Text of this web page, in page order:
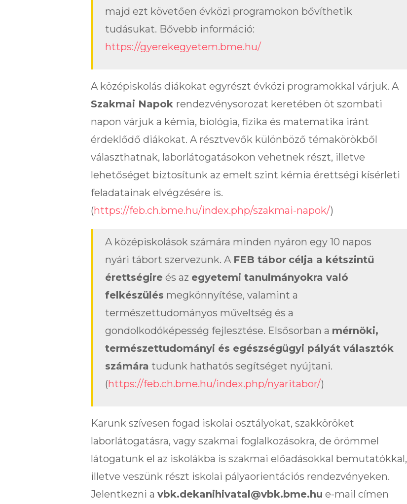
majd ezt követően évközi programokon bővíthetik
tudásukat. Bővebb információ:
https://gyerekegyetem.bme.hu/
A középiskolás diákokat egyrészt évközi programokkal várjuk. A
Szakmai Napok rendezvénysorozat keretében öt szombati
napon várjuk a kémia, biológia, fizika és matematika iránt
érdeklődő diákokat. A résztvevők különböző témakörökből
választhatnak, laborlátogatásokon vehetnek részt, illetve
lehetőséget biztosítunk az emelt szint kémia érettségi kísérleti
feladatainak elvégzésére is.
(https://feb.ch.bme.hu/index.php/szakmai-napok/)
A középiskolások számára minden nyáron egy 10 napos
nyári tábort szervezünk. A FEB tábor célja a kétszintű
érettségire és az egyetemi tanulmányokra való
felkészülés megkönnyítése, valamint a
természettudományos műveltség és a
gondolkodóképesség fejlesztése. Elsősorban a mérnöki,
természettudományi és egészségügyi pályát választók
számára tudunk hathatós segítséget nyújtani.
(https://feb.ch.bme.hu/index.php/nyaritabor/)
Karunk szívesen fogad iskolai osztályokat, szakköröket
laborlátogatásra, vagy szakmai foglalkozásokra, de örömmel
látogatunk el az iskolákba is szakmai előadásokkal bemutatókkal,
illetve veszünk részt iskolai pályaorientációs rendezvényeken.
Jelentkezni avbk.dekanihivatal@vbk.bme.hu e-mail címen